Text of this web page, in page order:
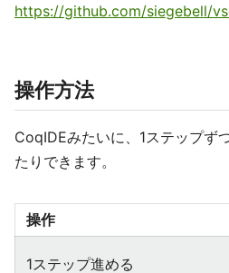
https://github.com/siegebell/
操作方法
CoqIDEみたいに、1ステップず
たりできます。
操作
1ステップ進める